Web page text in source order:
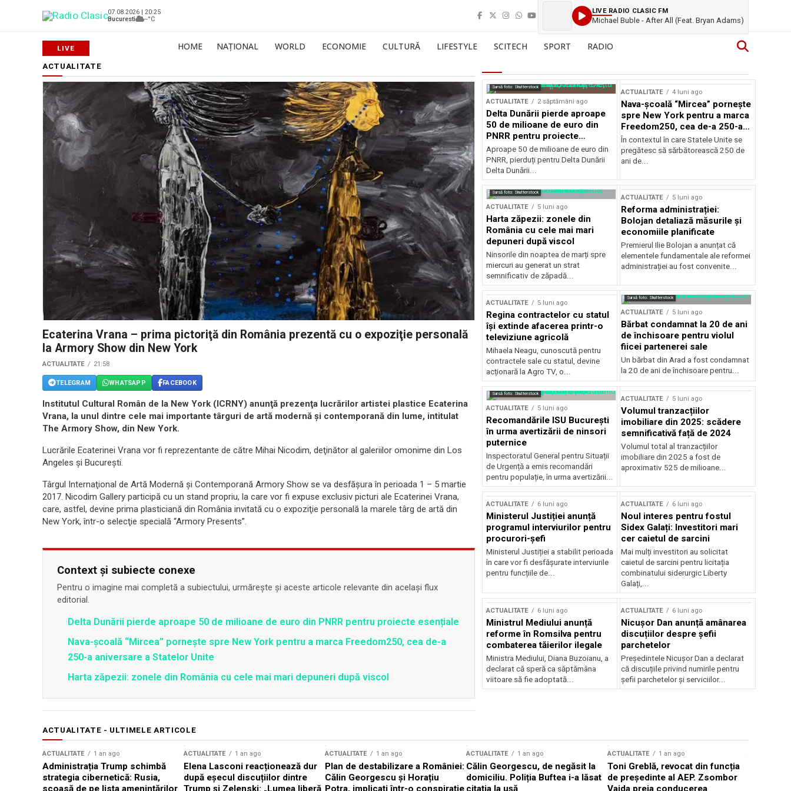
07.08.2026 | 20:25
Bucuresti
--°C
LIVE RADIO CLASIC FM
Michael Buble - After All (Feat. Bryan Adams)
HOME NAȚIONAL WORLD ECONOMIE CULTURĂ LIFESTYLE SCITECH SPORT RADIO
ACTUALITATE
Ecaterina Vrana – prima pictoriţă din România prezentă cu o expoziţie personală
la Armory Show din New York
ACTUALITATE 21:58
TELEGRAM WHATSAPP FACEBOOK
Institutul Cultural Român de la New York (ICRNY) anunţă prezenţa lucrărilor artistei plastice Ecaterina
Vrana, la unul dintre cele mai importante târguri de artă modernă şi contemporană din lume, intitulat
The Armory Show, din New York.
Lucrările Ecaterinei Vrana vor fi reprezentante de către Mihai Nicodim, deţinător al galeriilor omonime din Los
Angeles şi Bucureşti.
Târgul Internaţional de Artă Modernă şi Contemporană Armory Show se va desfăşura în perioada 1 – 5 martie
2017. Nicodim Gallery participă cu un stand propriu, la care vor fi expuse exclusiv picturi ale Ecaterinei Vrana,
care, astfel, devine prima plasticiană din România invitată cu o expoziţie personală la marele târg de artă din
New York, într-o selecţie specială “Armory Presents”.
Context și subiecte conexe
Pentru o imagine mai completă a subiectului, urmărește și aceste articole relevante din același flux
editorial.
Delta Dunării pierde aproape 50 de milioane de euro din PNRR pentru proiecte esențiale
Nava-școală “Mircea” pornește spre New York pentru a marca Freedom250, cea de-a
250-a aniversare a Statelor Unite
Harta zăpezii: zonele din România cu cele mai mari depuneri după viscol
Sursă foto: Shutterstock
ACTUALITATE 2 săptămâni ago
Delta Dunării pierde aproape
50 de milioane de euro din
PNRR pentru proiecte
esențiale
Aproape 50 de milioane de euro din
PNRR, pierduți pentru Delta Dunării
Delta Dunării...
ACTUALITATE 4 luni ago
Nava-școală “Mircea” pornește
spre New York pentru a marca
Freedom250, cea de-a 250-a
aniversare a Statelor Unite
În contextul în care Statele Unite se
pregătesc să sărbătorească 250 de
ani de...
Sursă foto: Shutterstock
ACTUALITATE 5 luni ago
Harta zăpezii: zonele din
România cu cele mai mari
depuneri după viscol
Ninsorile din noaptea de marți spre
miercuri au generat un strat
semnificativ de zăpadă...
ACTUALITATE 5 luni ago
Reforma administrației:
Bolojan detaliază măsurile și
economiile planificate
Premierul Ilie Bolojan a anunțat că
elementele fundamentale ale reformei
administrației au fost convenite...
ACTUALITATE 5 luni ago
Regina contractelor cu statul
își extinde afacerea printr-o
televiziune agricolă
Mihaela Neagu, cunoscută pentru
contractele sale cu statul, devine
acționară la Agro TV, o...
Sursă foto: Shutterstock
ACTUALITATE 5 luni ago
Bărbat condamnat la 20 de ani
de închisoare pentru violul
fiicei partenerei sale
Un bărbat din Arad a fost condamnat
la 20 de ani de închisoare pentru...
Sursă foto: Shutterstock
ACTUALITATE 5 luni ago
Recomandările ISU București
în urma avertizării de ninsori
puternice
Inspectoratul General pentru Situații
de Urgență a emis recomandări
pentru populație, în urma avertizării...
ACTUALITATE 5 luni ago
Volumul tranzacțiilor
imobiliare din 2025: scădere
semnificativă față de 2024
Volumul total al tranzacțiilor
imobiliare din 2025 a fost de
aproximativ 525 de milioane...
ACTUALITATE 6 luni ago
Ministerul Justiției anunță
programul interviurilor pentru
procurori-șefi
Ministerul Justiției a stabilit perioada
în care vor fi desfășurate interviurile
pentru funcțiile de...
ACTUALITATE 6 luni ago
Noul interes pentru fostul
Sidex Galați: Investitori mari
cer caietul de sarcini
Mai mulți investitori au solicitat
caietul de sarcini pentru licitația
combinatului siderurgic Liberty
Galați,...
ACTUALITATE 6 luni ago
Ministrul Mediului anunță
reforme în Romsilva pentru
combaterea tăierilor ilegale
Ministra Mediului, Diana Buzoianu, a
declarat că speră ca săptămâna
viitoare să fie adoptată...
ACTUALITATE 6 luni ago
Nicușor Dan anunță amânarea
discuțiilor despre șefii
parchetelor
Președintele Nicușor Dan a declarat
că discuțiile privind numirile pentru
șefii parchetelor și serviciilor...
ACTUALITATE - ULTIMELE ARTICOLE
ACTUALITATE 1 an ago
Administrația Trump schimbă
strategia cibernetică: Rusia,
scoasă de pe lista amenințărilor
ACTUALITATE 1 an ago
Elena Lasconi reacționează dur
după eșecul discuțiilor dintre
Trump și Zelenski: „Lumea liberă
ACTUALITATE 1 an ago
Plan de destabilizare a României:
Călin Georgescu și Horațiu
Potra, implicați într-o conspirație
ACTUALITATE 1 an ago
Călin Georgescu, de negăsit la
domiciliu. Poliția Buftea i-a lăsat
citația la ușă
ACTUALITATE 1 an ago
Toni Greblă, revocat din funcția
de președinte al AEP. Zsombor
Vajda preia conducerea